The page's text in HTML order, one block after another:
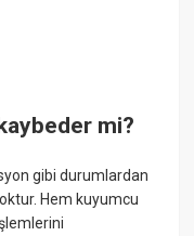
mi?
gibi durumlardan
Hem kuyumcu